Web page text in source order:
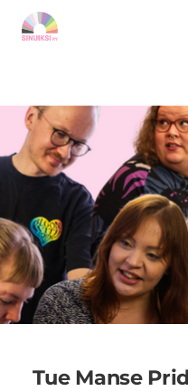
Siirry
sivun
Sinuiksi ry
Tue Manse